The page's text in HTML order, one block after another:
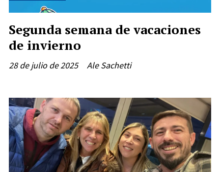
Segunda semana de vacaciones
de invierno
Ale Sachetti
28 de julio de 2025